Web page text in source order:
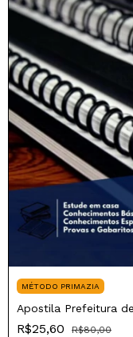
MÉTODO PRIMAZIA
Apostila Prefeitura
R$25,60
R$80,00